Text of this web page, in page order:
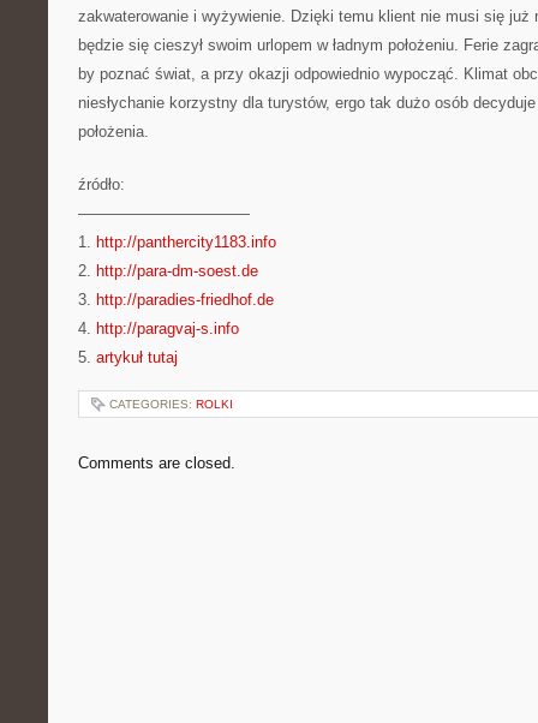
zakwaterowanie i wyżywienie. Dzięki temu klient nie musi się
będzie się cieszył swoim urlopem w ładnym położeniu. Ferie
by poznać świat, a przy okazji odpowiednio wypocząć. Klimat
niesłychanie korzystny dla turystów, ergo tak dużo osób
położenia.
źródło:
———————————
1. http://panthercity1183.info
2. http://para-dm-soest.de
3. http://paradies-friedhof.de
4. http://paragvaj-s.info
5. artykuł tutaj
CATEGORIES: ROLKI
Comments are closed.